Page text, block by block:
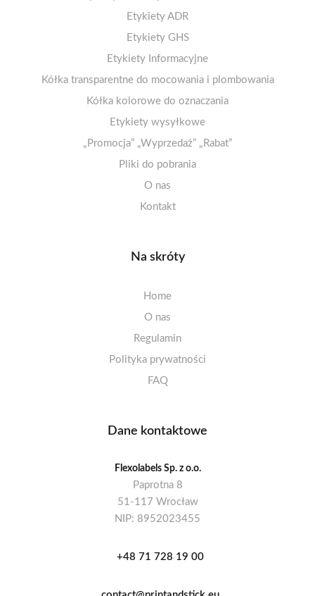
5-10 etykiet na arkuszu
11-20 etykiet na arkuszu
21 i więcej etykiet na arkuszu
Arkusze A4 matowe – kółka
Arkusze A4 matowe – klej odlepny/usuwalny
Arkusze A4 foliowe PET – odporne na wilgoć
Arkusze A4 fluorescencyjne
Arkusze A4 opaque
Arkusze A4 dekoracyjne
Arkusze A5/A6
Etykiety termiczne ECO 50-99mm
Etykiety termiczne ECO 25-49mm
Etykiety papierowe 100-110mm
! Promocje i wielopaki !
Etykiety ADR
Etykiety GHS
Etykiety Informacyjne
Etykiety zakazu
Etykiety nakazu
Etykiety ostrzegawcze
Kółka transparentne do mocowania i plombowania
Kółka kolorowe do oznaczania
Etykiety wysyłkowe
„Promocja” „Wyprzedaż” „Rabat”
Pliki do pobrania
O nas
Kontakt
Na skróty
Home
O nas
Regulamin
Polityka prywatności
FAQ
Dane kontaktowe
Flexolabels Sp. z o.o.
Paprotna 8
51-117 Wrocław
NIP: 8952023455
+48 71 728 19 00